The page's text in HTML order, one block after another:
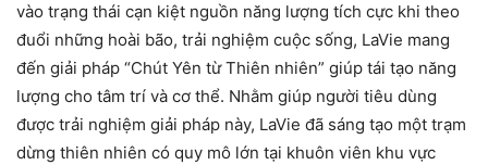
vào trạng thái cạn kiệt nguồn năng lượng tích cực khi theo
đuổi những hoài bão, trải nghiệm cuộc sống, LaVie mang
đến giải pháp “Chút Yên từ Thiên nhiên” giúp tái tạo năng
lượng cho tâm trí và cơ thể. Nhằm giúp người tiêu dùng
được trải nghiệm giải pháp này, LaVie đã sáng tạo một trạm
dừng thiên nhiên có quy mô lớn tại khuôn viên khu vực